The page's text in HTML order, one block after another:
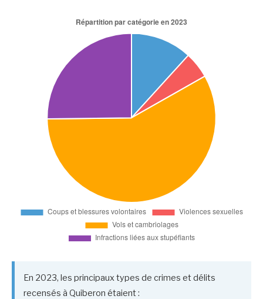
En 2023, les principaux types de crimes et délits
recensés à Quiberon étaient :